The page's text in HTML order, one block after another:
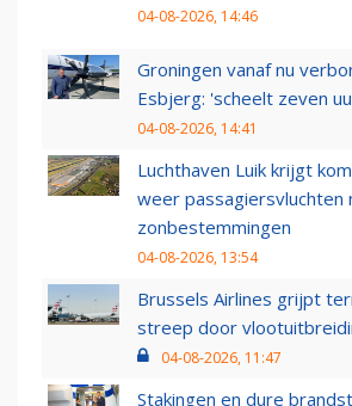
04-08-2026, 14:46
Groningen vanaf nu
Esbjerg: 'scheelt zeven
04-08-2026, 14:41
Luchthaven Luik krijgt
weer passagiersvluchten
zonbestemmingen
04-08-2026, 13:54
Brussels Airlines grijpt
streep door
04-08-2026, 11:47
Stakingen en dure